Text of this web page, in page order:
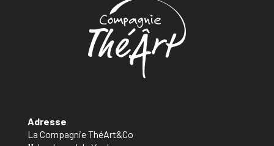
Adresse
La Compagnie ThéArt&Co